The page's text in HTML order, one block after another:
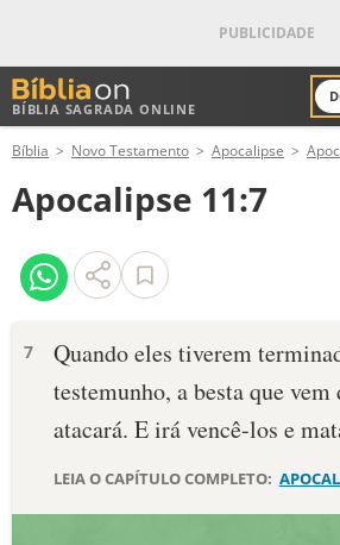
BÍBLIA SAGRADA ONLINE
ANTIGO TESTAMENTO
NOVO TESTAMENTO
VERSÍCULOS
PALAVRA DO DIA
DEVOCIONAL DIÁRIO
Bíblia Novo Testamento Apocalipse
Apocalipse 11:7
7
Quando eles tiverem
testemunho, a besta que
atacará. E irá vencê-los e
LEIA O CAPÍTULO COMPLETO: